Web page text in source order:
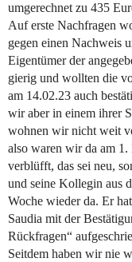
umgerechnet zu 435
Auf erste Nachfragen
gegen einen Nachweis
Eigentümer der
gierig und wollten die
am 14.02.23 auch
wir aber in einem ihrer
wohnen wir nicht weit
also waren wir da am
verblüfft, das sei neu,
und seine Kollegin aus
Woche wieder da. Er
Saudia mit der
Rückfragen“
Seitdem haben wir nie